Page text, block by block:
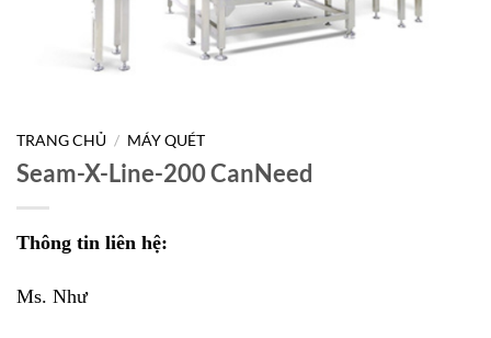
TRANG CHỦ / MÁY QUÉT
Seam-X-Line-200 CanNeed
Thông tin liên hệ:
Ms. Như